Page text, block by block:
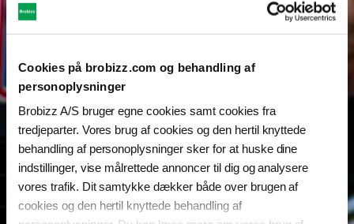
Cookies på brobizz.com og behandling af
personoplysninger
Brobizz A/S bruger egne cookies samt cookies fra
tredjeparter. Vores brug af cookies og den hertil knyttede
behandling af personoplysninger sker for at huske dine
indstillinger, vise målrettede annoncer til dig og analysere
vores trafik. Dit samtykke dækker både over brugen af
cookies og den hertil knyttede behandling af